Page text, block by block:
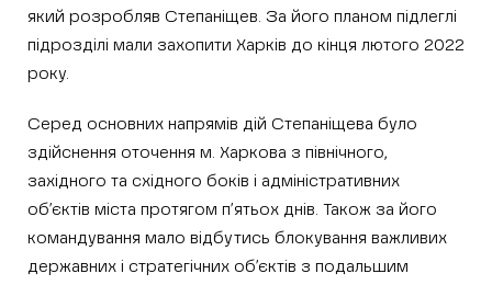
який розробляв Степаніщев. За його планом підлеглі
підрозділі мали захопити Харків до кінця лютого 2022
року.
Серед основних напрямів дій Степаніщева було
здійснення оточення м. Харкова з північного,
західного та східного боків і адміністративних
об’єктів міста протягом п’ятьох днів. Також за його
командування мало відбутись блокування важливих
державних і стратегічних об’єктів з подальшим